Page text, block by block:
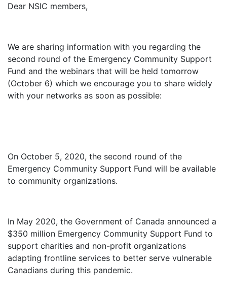
Dear NSIC members,
We are sharing information with you regarding the
second round of the Emergency Community Support
Fund and the webinars that will be held tomorrow
(October 6) which we encourage you to share widely
with your networks as soon as possible:
On October 5, 2020, the second round of the
Emergency Community Support Fund will be available
to community organizations.
In May 2020, the Government of Canada announced a
$350 million Emergency Community Support Fund to
support charities and non-profit organizations
adapting frontline services to better serve vulnerable
Canadians during this pandemic.